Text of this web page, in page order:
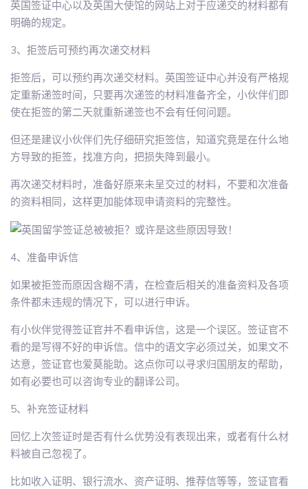
英国签证中心以及英国大使馆的网站上对于应递交的材料都有
明确的规定。
3、拒签后可预约再次递交材料
拒签后，可以预约再次递交材料。英国签证中心并没有严格规
定重新递签时间，只要再次递签的材料准备齐全，小伙伴们即
使在拒签的第二天就重新递签也不会有任何问题。
但还是建议小伙伴们先仔细研究拒签信，知道究竟是在什么地
方导致的拒签，找准方向，把损失降到最小。
再次递交材料时，准备好原来未呈交过的材料，不要和次准备
的资料相同，这样更加能体现申请资料的完整性。
4、准备申诉信
如果被拒签而原因含糊不清，在检查后相关的准备资料及各项
条件都未违规的情况下，可以进行申诉。
有小伙伴觉得签证官并不看申诉信，这是一个误区。签证官不
看的是写得不好的申诉信。信中的语文字必须过关，如果文不
达意，签证官也爱莫能助。这点你可以寻求归国朋友的帮助，
如有必要也可以咨询专业的翻译公司。
5、补充签证材料
回忆上次签证时是否有什么优势没有表现出来，或者有什么材
料被自己忽视了。
比如收入证明、银行流水、资产证明、推荐信等等，签证官看